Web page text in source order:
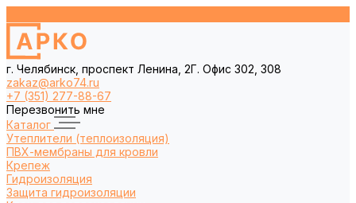
г. Челябинск, проспект Ленина, 2Г. Офис 302, 308
zakaz@arko74.ru
+7 (351) 277-88-67
Перезвонить мне
Каталог
Утеплители (теплоизоляция)
ПВХ-мембраны для кровли
Крепеж
Гидроизоляция
Защита гидроизоляции